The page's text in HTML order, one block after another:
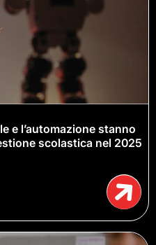
e l’automazione stanno
scolastica nel 2025